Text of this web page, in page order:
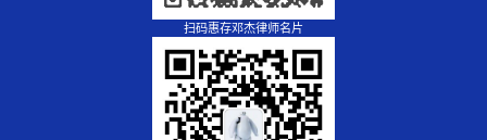
扫码惠存邓杰律师名片